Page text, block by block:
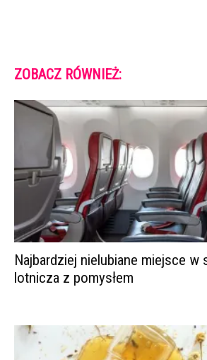
ZOBACZ RÓWNIEŻ:
Najbardziej nielubiane miejsce w
lotnicza z pomysłem